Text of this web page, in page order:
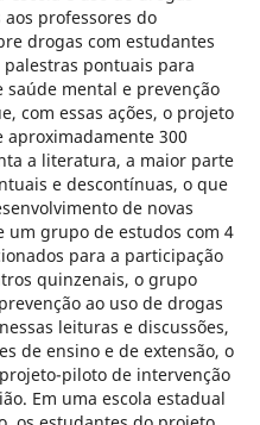
professores do
drogas com estudantes
pontuais para
saúde mental e prevenção
com essas ações, o projeto
300
a literatura, a maior parte
e descontínuas, o que
de novas
um grupo de estudos com 4
para a participação
quinzenais, o grupo
ao uso de drogas
leituras e discussões,
de ensino e de extensão, o
piloto de intervenção
Em uma escola estadual